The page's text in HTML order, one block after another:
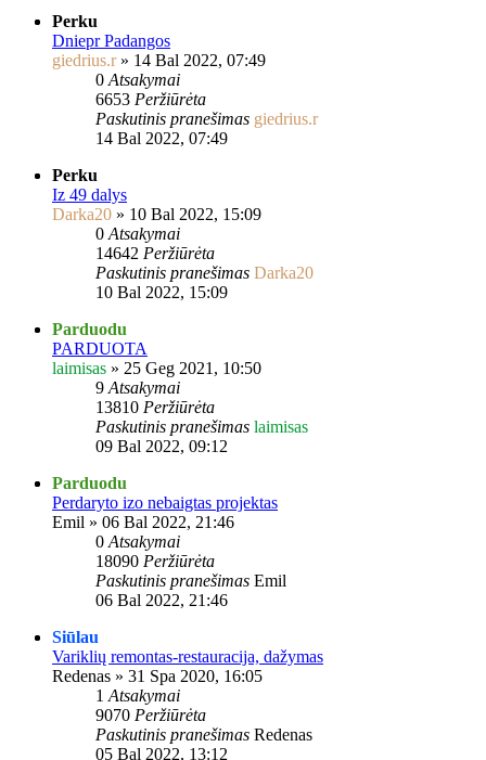
Perku
Dniepr Padangos
giedrius.r» 14 Bal 2022, 07:49
0 Atsakymai
6653 Peržiūrėta
Paskutinis pranešimas giedrius.r
14 Bal 2022, 07:49
Perku
Iz 49 dalys
Darka20 » 10 Bal 2022, 15:09
0 Atsakymai
14642 Peržiūrėta
Paskutinis pranešimas Darka20
10 Bal 2022, 15:09
Parduodu
PARDUOTA
laimisas » 25 Geg 2021, 10:50
9 Atsakymai
13810 Peržiūrėta
Paskutinis pranešimas laimisas
09 Bal 2022, 09:12
Parduodu
Perdaryto izo nebaigtas projektas
Emil » 06 Bal 2022, 21:46
0 Atsakymai
18090 Peržiūrėta
Paskutinis pranešimas Emil
06 Bal 2022, 21:46
Siūlau
Variklių remontas-restauracija, dažymas
Redenas » 31 Spa 2020, 16:05
1 Atsakymai
9070 Peržiūrėta
Paskutinis pranešimas Redenas
05 Bal 2022, 13:12